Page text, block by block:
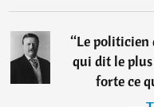
“Le politicien
qui dit le
forte ce